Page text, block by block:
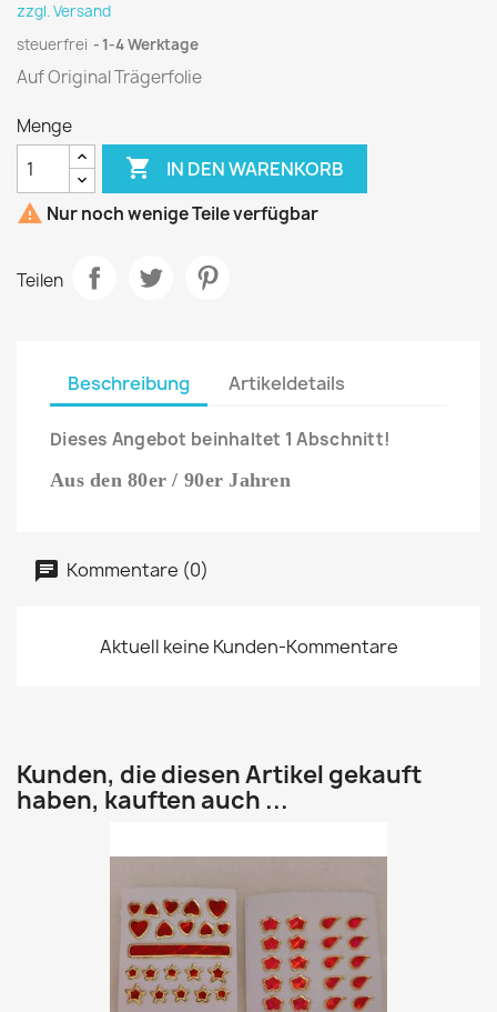
zzgl. Versand
steuerfrei
1-4 Werktage
Auf Original Trägerfolie
Menge
 IN DEN WARENKORB
 Nur noch wenige Teile verfügbar
Teilen
Beschreibung Artikeldetails
Dieses Angebot beinhaltet 1 Abschnitt!
Aus den 80er / 90er Jahren
Kommentare (0)
Aktuell keine Kunden-Kommentare
Kunden, die diesen Artikel gekauft
haben, kauften auch ...